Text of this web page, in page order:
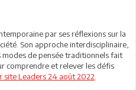
par ses réflexions sur la
Son approche interdisciplinaire,
de pensée traditionnels fait
comprendre et relever les défis
site Leaders 24 août 2022